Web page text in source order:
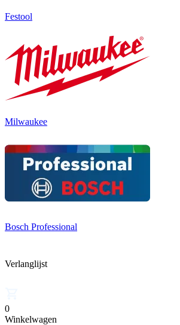
Festool
Milwaukee
Bosch Professional
Verlanglijst
0
Winkelwagen